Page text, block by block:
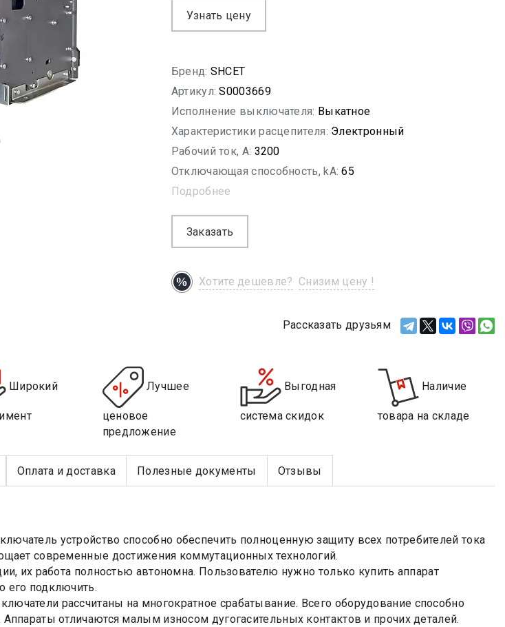
Узнать цену
Бренд: SHСET
Артикул: S0003669
Исполнение выключателя: Выкатное
Характеристики расцепителя: Электронный
Рабочий ток, A: 3200
Отключающая способность, kA: 65
Подробнее
Заказать
Хотите дешевле? Снизим цену !
Рассказать друзьям
Широкий Лучшее
ценовое
предложение
Выгодная
система скидок
Наличие
товара на складе
Оплата и доставка Полезные документы Отзывы
устройство способно обеспечить полноценную защиту всех потребителей тока
современные достижения коммутационных технологий.
их работа полностью автономна. Пользователю нужно только купить аппарат
его подключить.
рассчитаны на многократное срабатывание. Всего оборудование способно
отличаются малым износом дугогасительных контактов и прочих деталей.